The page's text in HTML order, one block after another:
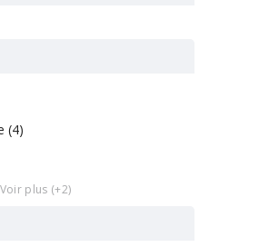
(4)
Voir plus (+2)